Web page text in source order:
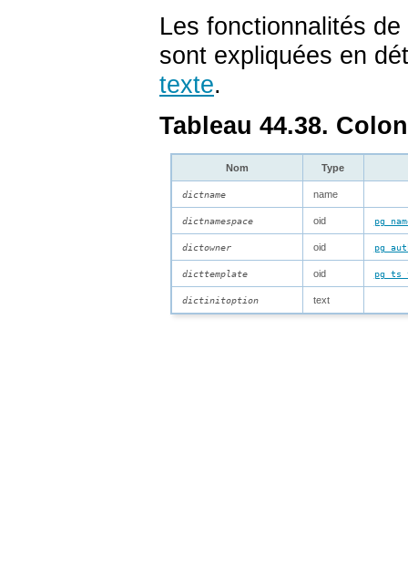
Les fonctionnalités
sont expliquées en
texte.
Tableau 44.38.
Nom Type
dictname name
dictnamespace oid
dictowner oid
dicttemplate oid
dictinitoption text